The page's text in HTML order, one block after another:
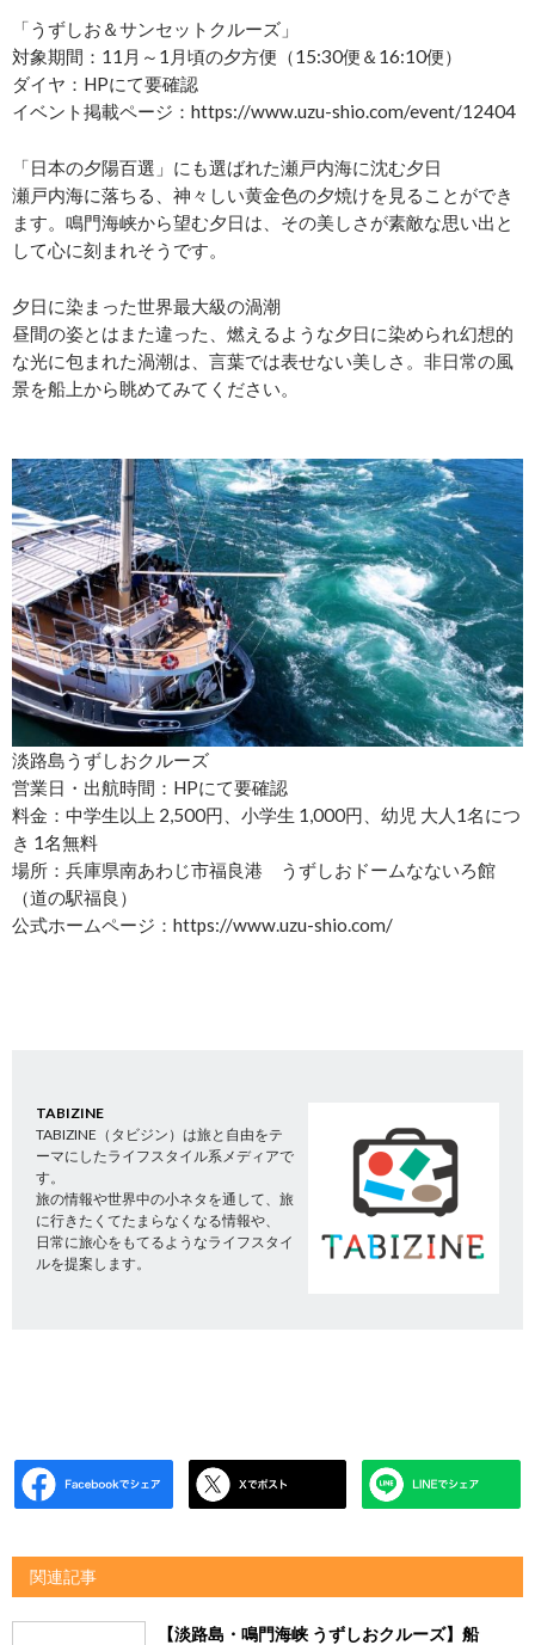
「うずしお＆サンセットクルーズ」
対象期間：11月～1月頃の夕方便（15:30便＆16:10便）
ダイヤ：HPにて要確認
イベント掲載ページ：https://www.uzu-shio.com/event/12404
「日本の夕陽百選」にも選ばれた瀬戸内海に沈む夕日
瀬戸内海に落ちる、神々しい黄金色の夕焼けを見ることができ
ます。鳴門海峡から望む夕日は、その美しさが素敵な思い出と
して心に刻まれそうです。
夕日に染まった世界最大級の渦潮
昼間の姿とはまた違った、燃えるような夕日に染められ幻想的
な光に包まれた渦潮は、言葉では表せない美しさ。非日常の風
景を船上から眺めてみてください。
淡路島うずしおクルーズ
営業日・出航時間：HPにて要確認
料金：中学生以上 2,500円、小学生 1,000円、幼児 大人1名につ
き 1名無料
場所：兵庫県南あわじ市福良港 うずしおドームなないろ館
（道の駅福良）
公式ホームページ：https://www.uzu-shio.com/
TABIZINE
TABIZINE（タビジン）は旅と自由をテ
ーマにしたライフスタイル系メディアで
す。
旅の情報や世界中の小ネタを通して、旅
に行きたくてたまらなくなる情報や、
日常に旅心をもてるようなライフスタイ
ルを提案します。
関連記事
【淡路島・鳴門海峡 うずしおクルーズ】船